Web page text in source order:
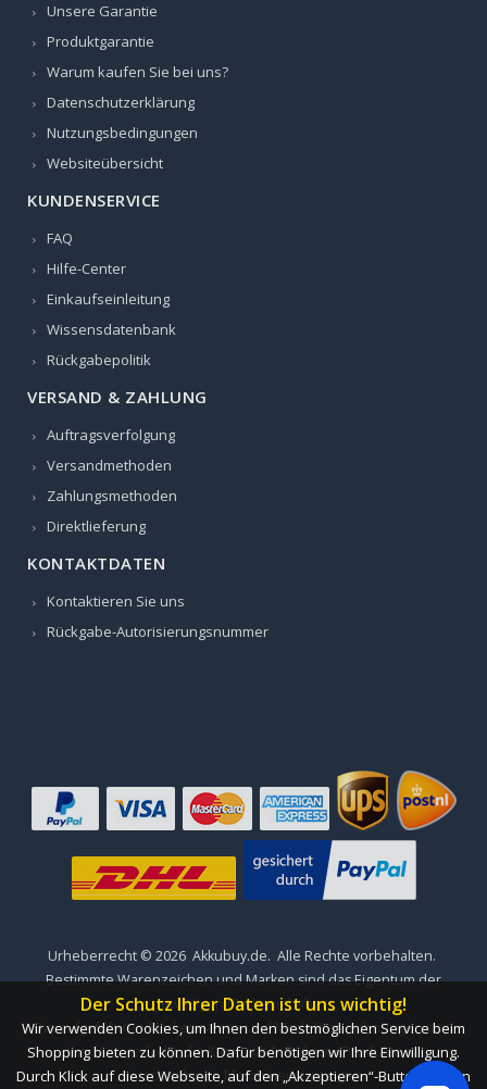
Unsere Garantie
Produktgarantie
Warum kaufen Sie bei uns?
Datenschutzerklärung
Nutzungsbedingungen
Websiteübersicht
KUNDENSERVICE
FAQ
Hilfe-Center
Einkaufseinleitung
Wissensdatenbank
Rückgabepolitik
VERSAND & ZAHLUNG
Auftragsverfolgung
Versandmethoden
Zahlungsmethoden
Direktlieferung
KONTAKTDATEN
Kontaktieren Sie uns
Rückgabe-Autorisierungsnummer
Urheberrecht © 2026 Akkubuy.de. Alle Rechte vorbehalten.
Bestimmte Warenzeichen und Marken sind das Eigentum der
jeweiligen Markeninhaber.
Die aufgeführten Markennamen und Modellbezeichnungen sind
nur dazu gedacht, die Kompatibilität dieser Produkte mit
verschiedenen Maschinen zu zeigen.
Der Schutz Ihrer Daten ist uns wichtig!
Wir verwenden Cookies, um Ihnen den bestmöglichen Service beim
Shopping bieten zu können. Dafür benötigen wir Ihre Einwilligung.
Durch Klick auf diese Webseite, auf den „Akzeptieren“-Button, geben